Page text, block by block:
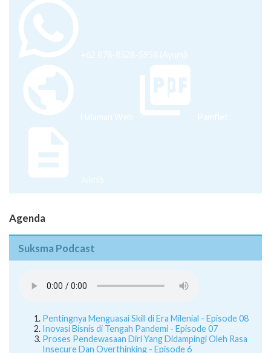
+62 878-8528-5958 (Ayumi)
Halaman Web Pamflet
Juknis
Agenda
Suksma Podcast
Pentingnya Menguasai Skill di Era Milenial - Episode 08
Inovasi Bisnis di Tengah Pandemi - Episode 07
Proses Pendewasaan Diri Yang Didampingi Oleh Rasa
Insecure Dan Overthinking - Episode 6